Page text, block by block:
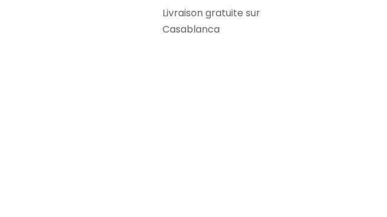
Livraison gratuite sur
Casablanca